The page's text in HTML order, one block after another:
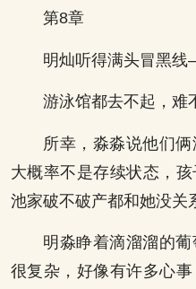
第8章
明灿听得满头冒黑
游泳馆都去不起，难
所幸，淼淼说他们
大概率不是存续状态，
池家破不破产都和她没关
明淼睁着滴溜溜的
很复杂，好像有许多心